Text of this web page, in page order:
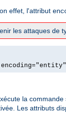
effet, l'attribut
les attaques de
la
Les attributs